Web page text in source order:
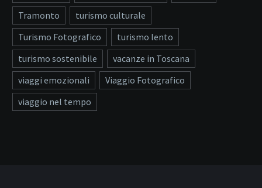
Tramonto
turismo culturale
Turismo Fotografico
turismo lento
turismo sostenibile
vacanze in Toscana
viaggi emozionali
Viaggio Fotografico
viaggio nel tempo